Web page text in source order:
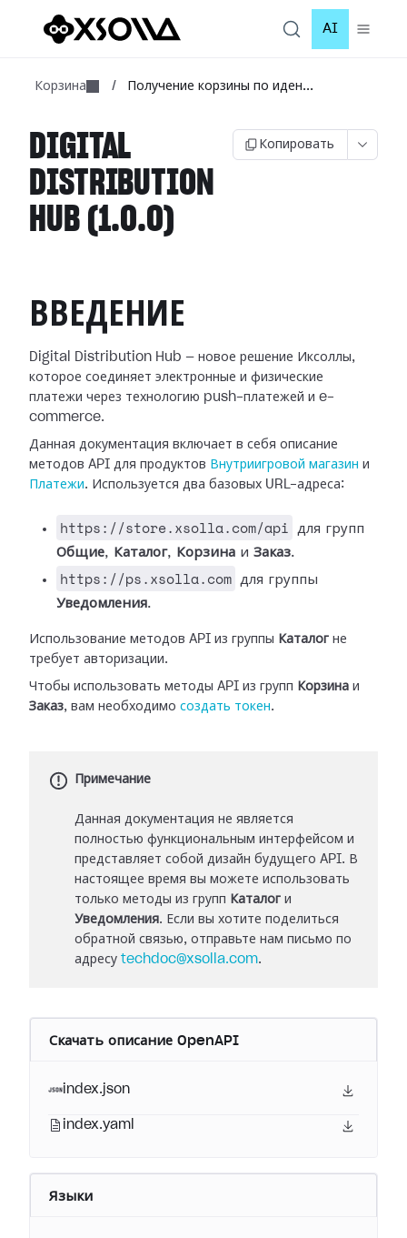
AI
Корзина / Получение корзины по иден...
DIGITAL
DISTRIBUTION
HUB (1.0.0)
Копировать
ВВЕДЕНИЕ
Digital Distribution Hub — новое решение Иксоллы,
которое соединяет электронные и физические
платежи через технологию push-платежей и e-
commerce.
Данная документация включает в себя описание
методов API для продуктов Внутриигровой магазин и
Платежи. Используется два базовых URL-адреса:
https://store.xsolla.com/api
для групп
Общие, Каталог, Корзина и Заказ.
https://ps.xsolla.com для группы
Уведомления.
Использование методов API из группы Каталог не
требует авторизации.
Чтобы использовать методы API из групп Корзина и
Заказ, вам необходимо создать токен.
Примечание
Данная документация не является
полностью функциональным интерфейсом и
представляет собой дизайн будущего API. В
настоящее время вы можете использовать
только методы из групп Каталог и
Уведомления. Если вы хотите поделиться
обратной связью, отправьте нам письмо по
адресу techdoc@xsolla.com.
Скачать описание OpenAPI
index.json
index.yaml
Языки